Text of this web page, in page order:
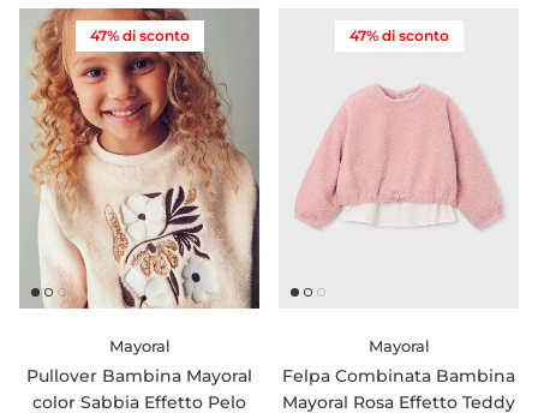
47% di sconto
Mayoral
Pullover Bambina Mayoral
color Sabbia Effetto Pelo
47% di sconto
Mayoral
Felpa Combinata Bambina
Mayoral Rosa Effetto Teddy